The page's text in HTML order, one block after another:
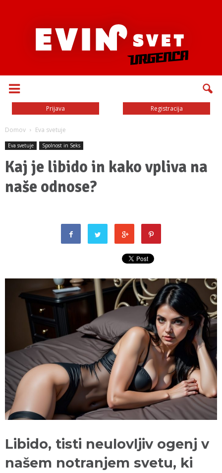
Prijava Registracija
Domov Eva svetuje
Eva svetuje Spolnost in Seks
Kaj je libido in kako vpliva na
naše odnose?
Libido, tisti neulovljiv ogenj v
našem notranjem svetu, ki